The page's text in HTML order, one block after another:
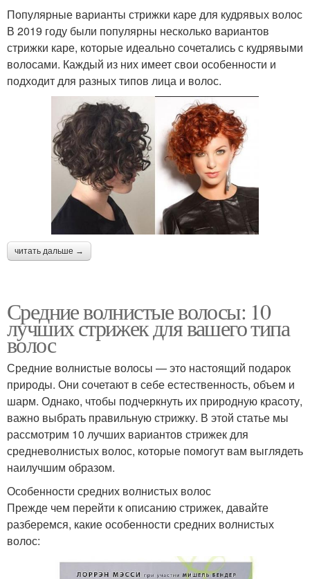
Популярные варианты стрижки каре для кудрявых волос
В 2019 году были популярны несколько вариантов
стрижки каре, которые идеально сочетались с кудрявыми
волосами. Каждый из них имеет свои особенности и
подходит для разных типов лица и волос.
читать дальше →
Средние волнистые волосы: 10
лучших стрижек для вашего типа
волос
Средние волнистые волосы — это настоящий подарок
природы. Они сочетают в себе естественность, объем и
шарм. Однако, чтобы подчеркнуть их природную красоту,
важно выбрать правильную стрижку. В этой статье мы
рассмотрим 10 лучших вариантов стрижек для
средневолнистых волос, которые помогут вам выглядеть
наилучшим образом.
Особенности средних волнистых волос
Прежде чем перейти к описанию стрижек, давайте
разберемся, какие особенности средних волнистых
волос: